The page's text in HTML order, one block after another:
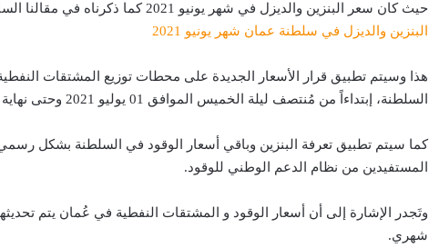
حيث كان سعر البنزين والديزل في شهر يونيو 2021 كما ذكرناه في مقالنا السابق
البنزين والديزل في سلطنة عمان شهر يونيو 2021
هذا وسيتم تطبيق قرار الأسعار الجديدة على محطات توزيع المشتقات
السلطنة، إبتداءاً من مُنتصف ليلة الخميس الموافق 01 يوليو 2021 وحتى نهاية الشهر.
كما سيتم تطبيق تعرفة البنزين وباقي أسعار الوقود في السلطنة بشكل
المستفيدين من نظام الدعم الوطني للوقود.
وتَجدر الإشارة إلى أن أسعار الوقود و المشتقات النفطية في عُمان يتم
شهري.